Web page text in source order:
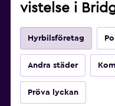
vistelse i
Hyrbilsföretag
Andra städer
Pröva lyckan